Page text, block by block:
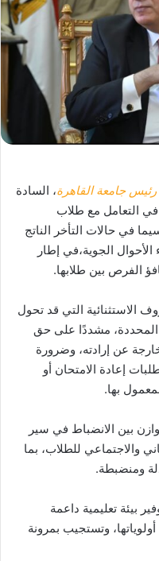
رئيس جامعة القاهرة، السادة
في التعامل مع طلاب
في حالات التأخر الناتج
الجوية،في إطار
الفرص بين طلابها.
الاستثنائية التي قد تحول
مشددًا على حق
عن إرادته، وضرورة
إعادة الامتحان أو
بها.
بين الانضباط في سير
والاجتماعي للطلاب، بما
ومنضبطة.
بيئة تعليمية داعمة
وتستجيب بمرونة